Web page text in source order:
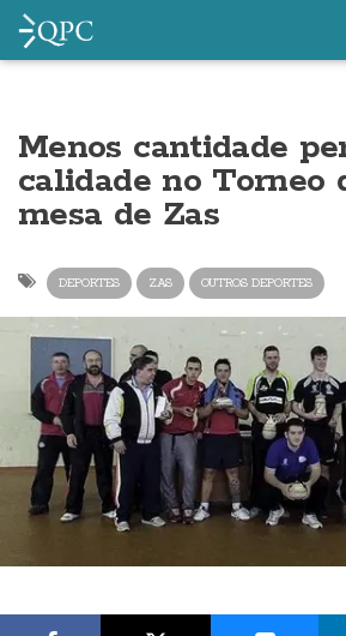
Menos cantidade
calidade no Torneo
mesa de Zas
DEPORTES ZAS OUTROS DEPORTES